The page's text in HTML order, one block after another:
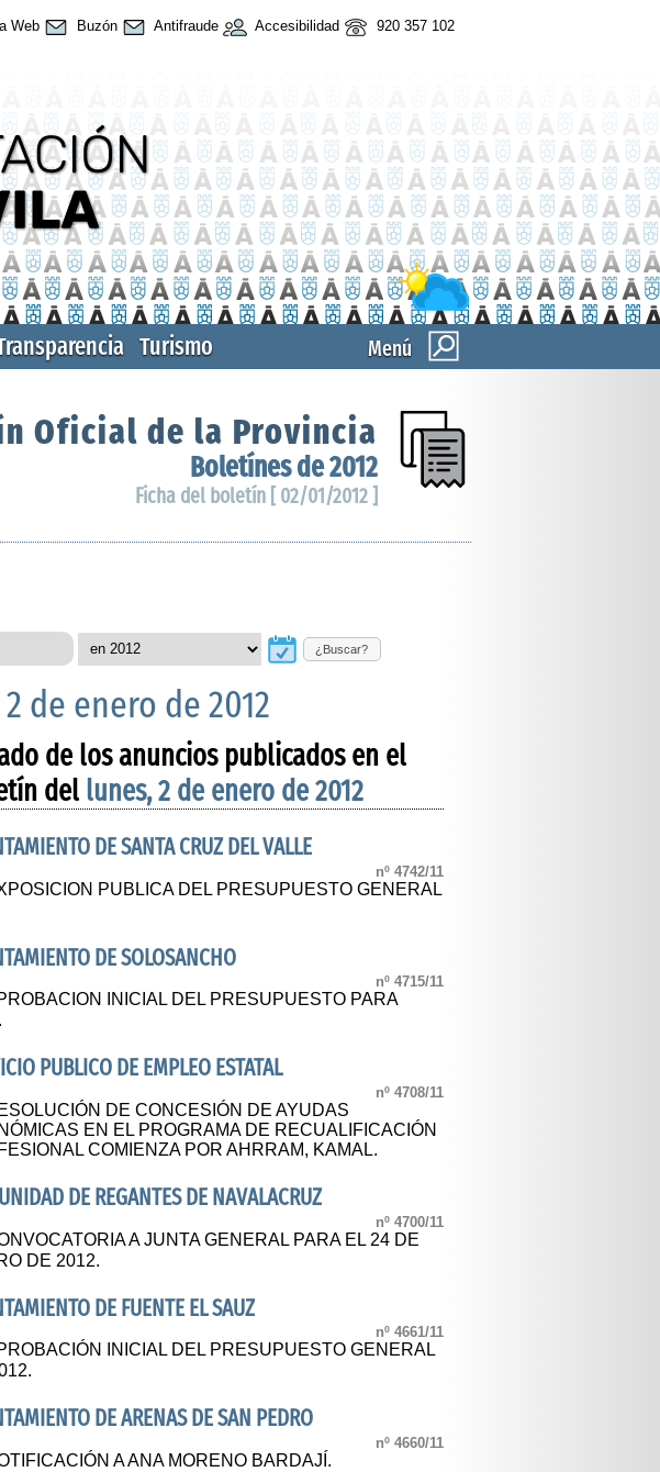
Web Buzón Antifraude Accesibilidad 920 357 102
Menú
Turismo
Oficial de la Provincia
Boletínes de 2012
Ficha del boletín [ 02/01/2012 ]
¿Buscar?
de enero de 2012
de los anuncios publicados en el
del lunes, 2 de enero de 2012
DE SANTA CRUZ DEL VALLE
nº 4742/11
PUBLICA DEL PRESUPUESTO GENERAL
DE SOLOSANCHO
nº 4715/11
INICIAL DEL PRESUPUESTO PARA
PUBLICO DE EMPLEO ESTATAL
nº 4708/11
DE CONCESIÓN DE AYUDAS
EN EL PROGRAMA DE RECUALIFICACIÓN
COMIENZA POR AHRRAM, KAMAL.
DE REGANTES DE NAVALACRUZ
nº 4700/11
A JUNTA GENERAL PARA EL 24 DE
DE 2012.
DE FUENTE EL SAUZ
nº 4661/11
INICIAL DEL PRESUPUESTO GENERAL
DE ARENAS DE SAN PEDRO
nº 4660/11
A ANA MORENO BARDAJÍ.